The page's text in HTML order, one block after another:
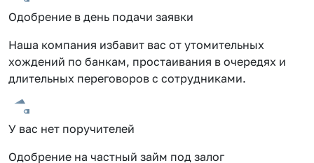
Одобрение в день подачи заявки
Наша компания избавит вас от утомительных
хождений по банкам, простаивания в очередях и
длительных переговоров с сотрудниками.
У вас нет поручителей
Одобрение на частный займ под залог